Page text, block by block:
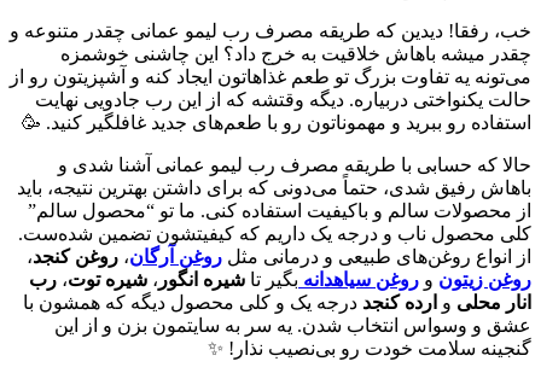
خب، رفقا! دیدین که طریقه مصرف رب لیمو عمانی چقدر متنوعه و
چقدر میشه باهاش خلاقیت به خرج داد؟ این چاشنی خوشمزه
می‌تونه یه تفاوت بزرگ تو طعم غذاهاتون ایجاد کنه و آشپزیتون رو از
حالت یکنواختی دربیاره. دیگه وقتشه که از این رب جادویی نهایت
استفاده رو ببرید و مهموناتون رو با طعم‌های جدید غافلگیر کنید. 🥳
حالا که حسابی با طریقه مصرف رب لیمو عمانی آشنا شدی و
باهاش رفیق شدی، حتماً می‌دونی که برای داشتن بهترین نتیجه، باید
از محصولات سالم و باکیفیت استفاده کنی. ما تو “محصول سالم”
کلی محصول ناب و درجه یک داریم که کیفیتشون تضمین شده‌ست.
از انواع روغن‌های طبیعی و درمانی مثل روغن آرگان، روغن کنجد،
روغن زیتون و روغن سیاهدانه بگیر تا شیره انگور ، شیره توت، رب
انار محلی و ارده کنجد درجه یک و کلی محصول دیگه که همشون با
عشق و وسواس انتخاب شدن. یه سر به سایتمون بزن و از این
گنجینه سلامت خودت رو بی‌نصیب نذار! ✨